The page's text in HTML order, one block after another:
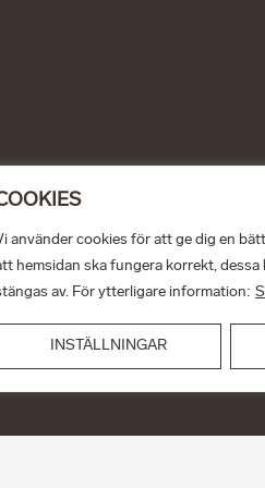
använder cookies för att ge dig en
hemsidan ska fungera korrekt, dessa
av. För ytterligare information:
INSTÄLLNINGAR